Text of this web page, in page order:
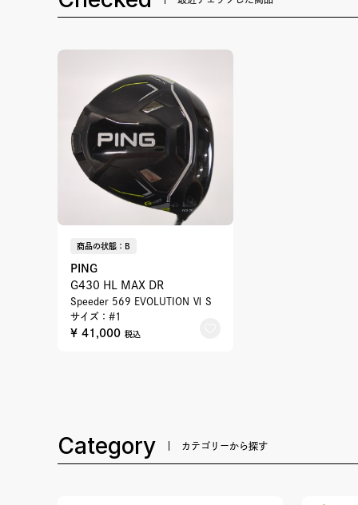
商品の状態：B
PING
G430 HL MAX DR
Speeder 569 EVOLUTION Ⅵ S
サイズ：#1
¥ 41,000 税込
Category カテゴリーから探す